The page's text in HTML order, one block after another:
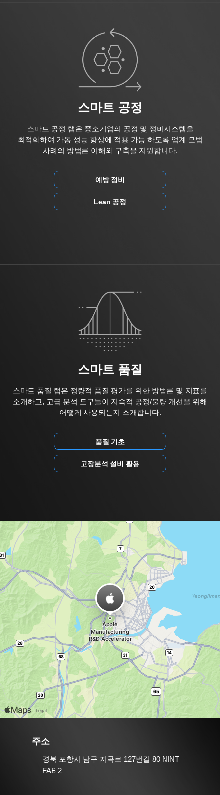
스마트 공정
스마트 공정 랩은 중소기업의 공정 및 정비시스템을
최적화하여 가동 성능 향상에 적용 가능 하도록 업계 모범
사례의 방법론 이해와 구축을 지원합니다.
예방 정비
Lean 공정
스마트 품질
스마트 품질 랩은 정량적 품질 평가를 위한 방법론 및 지표를
소개하고, 고급 분석 도구들이 지속적 공정/불량 개선을 위해
어떻게 사용되는지 소개합니다.
품질 기초
고장분석 설비 활용
주소
경북 포항시 남구 지곡로 127번길 80 NINT
FAB 2